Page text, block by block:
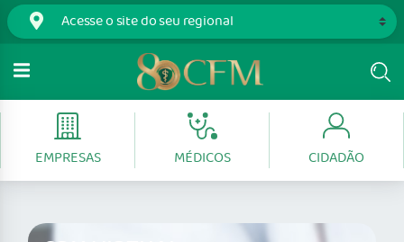
EMPRESAS MÉDICOS CIDADÃO